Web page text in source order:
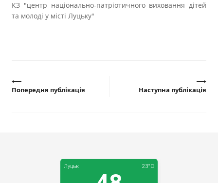
КЗ "центр національно-патріотичного виховання дітей
та молоді у місті Луцьку"
Попередня публікація Наступна публікація